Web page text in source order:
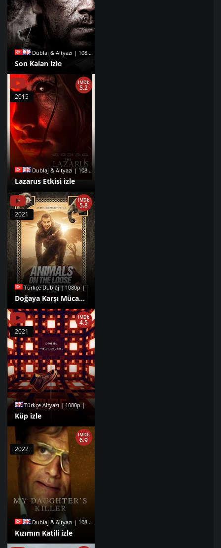
Dublaj & Altyazı | 1080p |
Son Kalan izle
Dublaj & Altyazı | 1080p |
Lazarus Etkisi izle
IMDb
5.2
2015
Türkçe Dublaj | 1080p |
Doğaya Karşı Mücadele: Safari Macerası izle
IMDb
5.8
2021
Türkçe Altyazı | 1080p |
Küp izle
IMDb
4.5
2021
Dublaj & Altyazı | 1080p |
Kızımın Katili izle
IMDb
6.9
2022